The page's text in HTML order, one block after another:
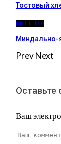
Тостовый
ВЫПЕЧКА
Миндально-
PrevNext
Оставьте
Ваш